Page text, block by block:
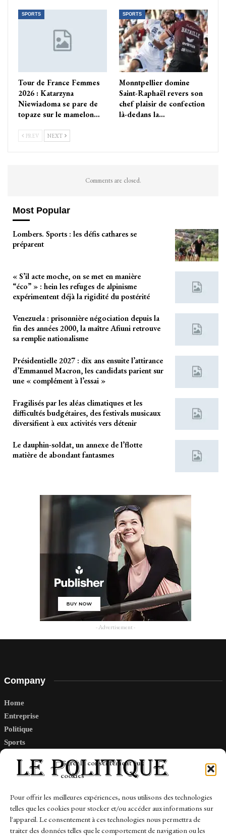
Gérer le consentement aux
cookies
Pour offrir les meilleures expériences, nous utilisons des technologies
telles que les cookies pour stocker et/ou accéder aux informations sur
l'appareil. Le consentement à ces technologies nous permettra de
traiter des données telles que le comportement de navigation ou les
SPORTS
Tour de France Femmes
2026 : Katarzyna
Niewiadoma se pare de
topaze sur le mamelon…
SPORTS
Monntpellier domine
Saint-Raphaël revers son
chef plaisir de confection
là-dedans la…
PREV NEXT
Comments are closed.
Most Popular
Lombers. Sports : les défis cathares se
préparent
« S’il acte moche, on se met en manière
“éco” » : hein les refuges de alpinisme
expérimentent déjà la rigidité du postérité
Venezuela : prisonnière négociation depuis la
fin des années 2000, la maître Afiuni retrouve
sa remplie nationalisme
Présidentielle 2027 : dix ans ensuite l’attirance
d’Emmanuel Macron, les candidats parient sur
une « complément à l’essai »
Fragilisés par les aléas climatiques et les
difficultés budgétaires, des festivals musicaux
diversifient à eux activités vers détenir
Le dauphin-soldat, un annexe de l’flotte
matière de abondant fantasmes
- Advertisement -
Company
Home
Entreprise
Politique
Sports
Links